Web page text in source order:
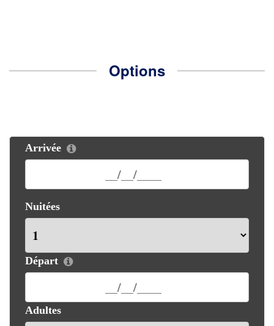
Options
Arrivée
Nuitées
Départ
Adultes